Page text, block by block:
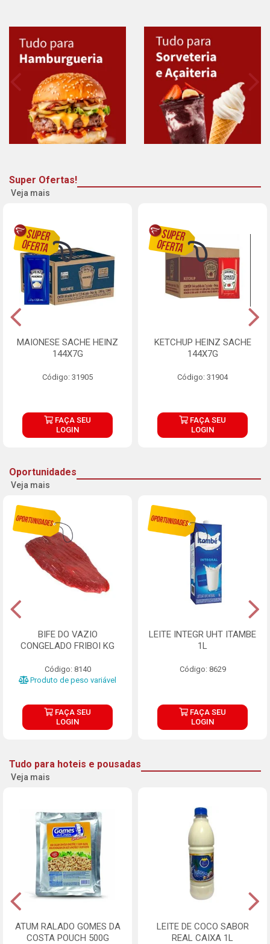
Super Ofertas!
Veja mais
MAIONESE SACHE HEINZ
144X7G
Código: 31905
FAÇA SEU
LOGIN
KETCHUP HEINZ SACHE
144X7G
Código: 31904
FAÇA SEU
LOGIN
Oportunidades
Veja mais
BIFE DO VAZIO
CONGELADO FRIBOI KG
Código: 8140
Produto de peso variável
FAÇA SEU
LOGIN
LEITE INTEGR UHT ITAMBE
1L
Código: 8629
FAÇA SEU
LOGIN
Tudo para hoteis e pousadas
Veja mais
ATUM RALADO GOMES DA
COSTA POUCH 500G
LEITE DE COCO SABOR
REAL CAIXA 1L